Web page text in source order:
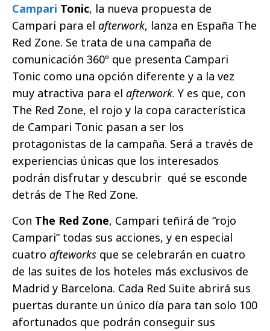
Campari Tonic, la nueva propuesta de
Campari para el afterwork, lanza en España The
Red Zone. Se trata de una campaña de
comunicación 360º que presenta Campari
Tonic como una opción diferente y a la vez
muy atractiva para el afterwork. Y es que, con
The Red Zone, el rojo y la copa característica
de Campari Tonic pasan a ser los
protagonistas de la campaña. Será a través de
experiencias únicas que los interesados
podrán disfrutar y descubrir qué se esconde
detrás de The Red Zone.
Con The Red Zone, Campari teñirá de “rojo
Campari” todas sus acciones, y en especial
cuatro afteworks que se celebrarán en cuatro
de las suites de los hoteles más exclusivos de
Madrid y Barcelona. Cada Red Suite abrirá sus
puertas durante un único día para tan solo 100
afortunados que podrán conseguir sus